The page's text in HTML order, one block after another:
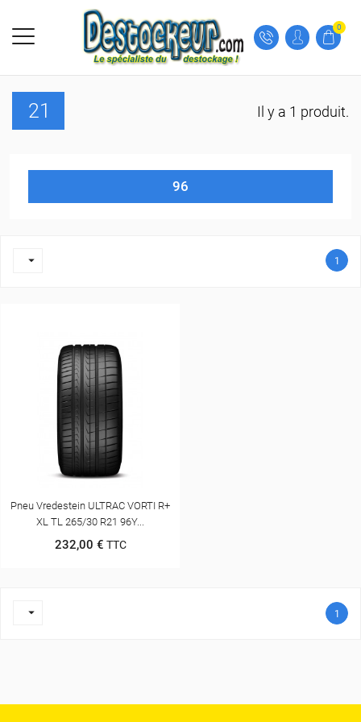
0
21 Il y a 1 produit.
96
 1
Pneu Vredestein ULTRAC VORTI R+
XL TL 265/30 R21 96Y...
232,00 € TTC
 1